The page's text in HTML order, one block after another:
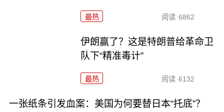
最热 阅读 6862
伊朗赢了？这是特朗普给革命卫
队下“精准毒计”
最热 阅读 6132
一张纸条引发血案：美国为何要替日本“托底”？